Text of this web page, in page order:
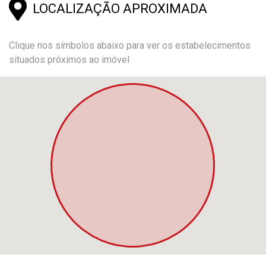
LOCALIZAÇÃO APROXIMADA
Clique nos símbolos abaixo para ver os estabelecimentos
situados próximos ao imóvel